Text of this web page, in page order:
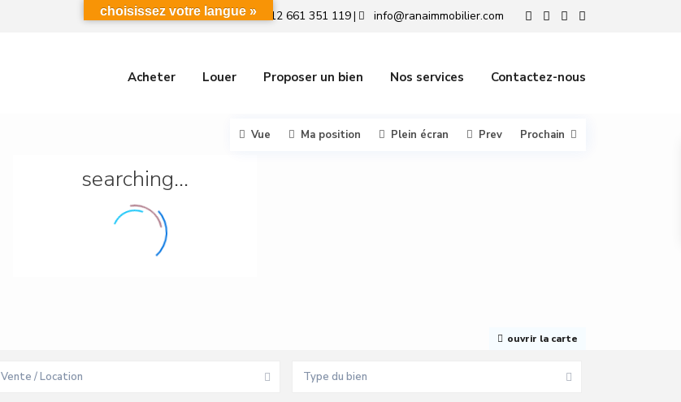
+212 661 351 119| info@ranaimmobilier.com
Acheter Louer Proposer un bien Nos services Contactez-nous
searching...
ouvrir la carte
Vue Ma position Plein écran Prev Prochain
Vente / Location Type du bien
choisissez votre langue »